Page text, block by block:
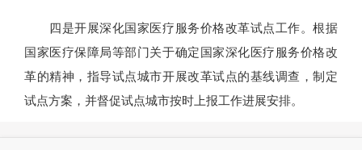
四是开展深化国家医疗服务价格改革试点工作。根据
国家医疗保障局等部门关于确定国家深化医疗服务价格改
革的精神，指导试点城市开展改革试点的基线调查，制定
试点方案，并督促试点城市按时上报工作进展安排。